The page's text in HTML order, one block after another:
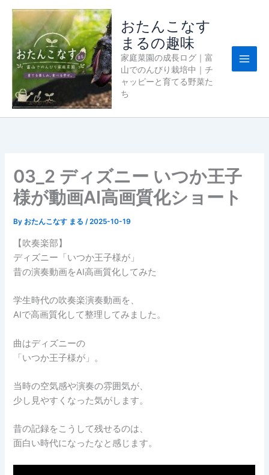
おたんこなす
まるの趣味
家庭菜園の成長ログ｜富
山でのんびり栽培中｜チ
ャッピーと育てる野菜た
ち
03_2 ディズニー いつか王子
様が動画AI高画質化ショート
By おたんこなす まる/2025-10-19
【吹奏楽部】
ディズニー「いつか王子様が」
昔の演奏動画をAI高画質化してみた
学生時代の吹奏楽演奏動画を、
AIで高画質化して整理してみました。
曲はディズニーの
「いつか王子様が」。
当時の空気感や演奏の雰囲気が、
少し見やすくなった気がします。
昔の記録をこうして残せるのは、
面白い時代になったなと感じます。